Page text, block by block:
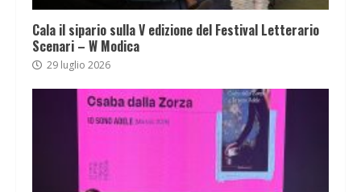
Cala il sipario sulla V edizione del Festival Letterario
Scenari – W Modica
29 luglio 2026